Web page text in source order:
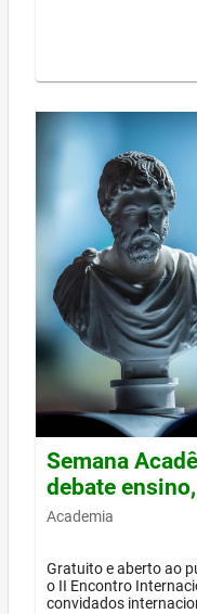
Semana
debate
Academia
Gratuito e aberto ao
o II Encontro
convidados